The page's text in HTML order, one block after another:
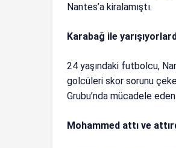
Nantes’a kiralamıştı.
Karabağ ile
24 yaşındaki futbolcu,
golcüleri skor sorunu
Grubu’nda mücadele
Mohammed attı ve